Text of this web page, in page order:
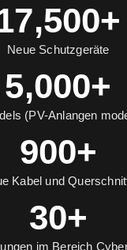
Neue Schutzgeräte
5,000+
(PV-Anlangen
900+
Kabel und
30+
im Bereich